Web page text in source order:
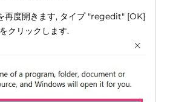
再度開きます, タイプ "regedit" [OK]
をクリックします.